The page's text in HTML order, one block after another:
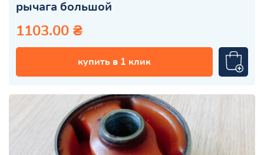
рычага большой
1103.00 ₴
купить в 1 клик